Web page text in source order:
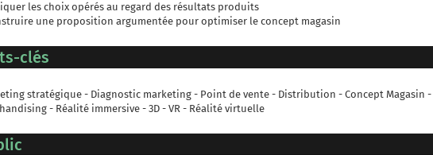
les choix opérés au regard des résultats produits
une proposition argumentée pour optimiser le concept magasin
clés
stratégique - Diagnostic marketing - Point de vente - Distribution - Concept Magasin -
- Réalité immersive - 3D - VR - Réalité virtuelle